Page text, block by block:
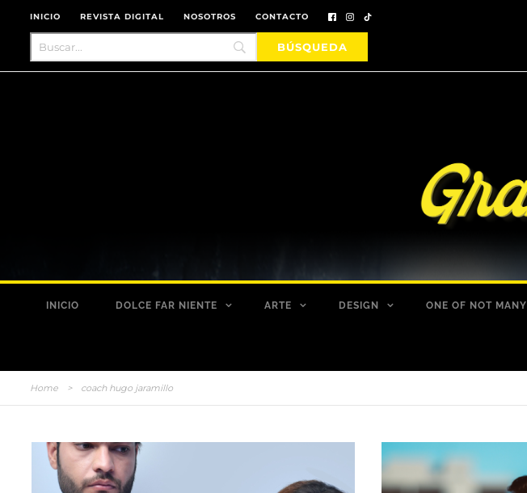
INICIO REVISTA DIGITAL NOSOTROS CONTACTO
INICIO DOLCE FAR NIENTE ARTE DESIGN ONE OF NOT MANY
Home > coach hugo jaramillo